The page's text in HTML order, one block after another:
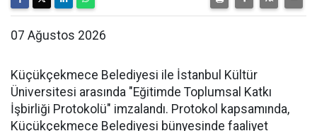
07 Ağustos 2026
Küçükçekmece Belediyesi ile İstanbul Kültür
Üniversitesi arasında "Eğitimde Toplumsal Katkı
İşbirliği Protokolü" imzalandı. Protokol kapsamında,
Küçükçekmece Belediyesi bünyesinde faaliyet